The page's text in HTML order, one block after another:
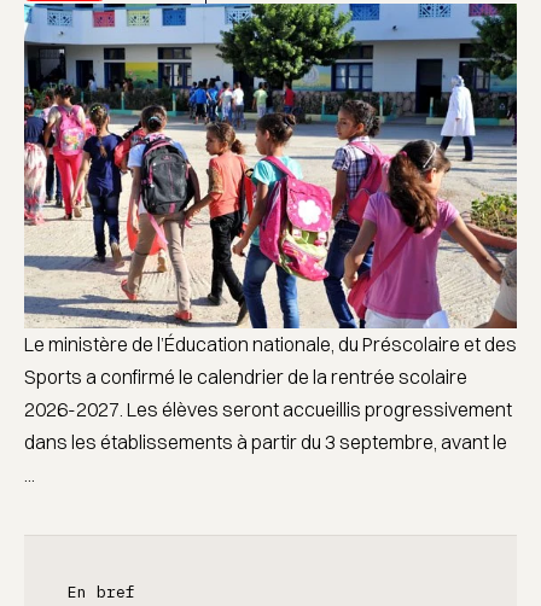
Le ministère de l’Éducation nationale, du Préscolaire et des
Sports a confirmé le calendrier de la rentrée scolaire
2026-2027. Les élèves seront accueillis progressivement
dans les établissements à partir du 3 septembre, avant le
En bref